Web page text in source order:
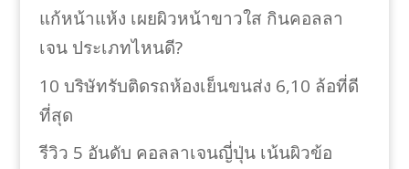
แก้หน้าแห้ง เผยผิวหน้าขาวใส กินคอลลา
เจน ประเภทไหนดี?
10 บริษัทรับติดรถห้องเย็นขนส่ง 6,10 ล้อที่ดี
ที่สุด
รีวิว 5 อันดับ คอลลาเจนญี่ปุ่น เน้นผิวข้อ